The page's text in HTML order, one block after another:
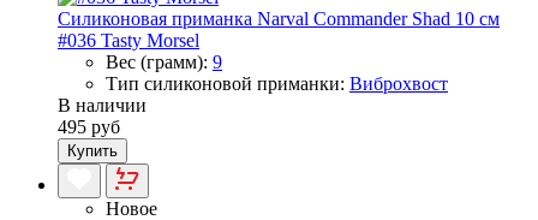
Силиконовая приманка Narval Commander Shad 10 см
#036 Tasty Morsel
Вес (грамм): 9
Тип силиконовой приманки: Виброхвост
В наличии
495 руб
Купить
Новое